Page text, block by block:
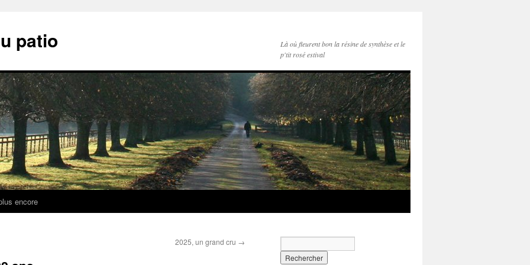
patio
Là où fleurent bon la résine de synthèse et le
p'tit rosé estival
encore
2025, un grand cru →